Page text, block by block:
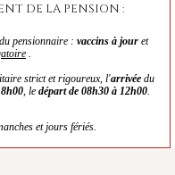
DE LA PENSION :
pensionnaire : vaccins à jour et
.
strict et rigoureux, l'arrivéedu
, le départ de 08h30 à 12h00.
et jours fériés.